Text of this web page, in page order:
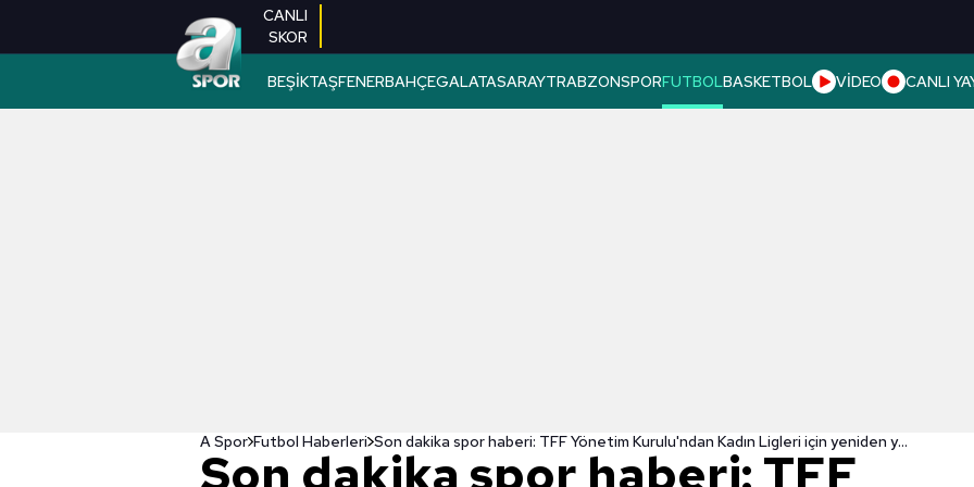
CANLI
SKOR
BEŞİKTAŞFENERBAHÇEGALATASARAYTRABZONSPORFUTBOLBASKETBOL VİDEO CANLI
A Spor Futbol Haberleri Son dakika spor haberi: TFF Yönetim Kurulu'ndan Kadın Ligleri için yeniden yapılandırma!
Son dakika spor haberi: TFF